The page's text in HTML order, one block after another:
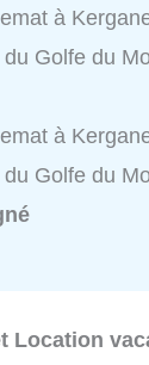
à
Golfe du
à
Golfe du
Location